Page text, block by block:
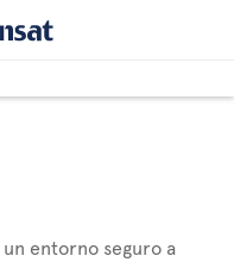
entorno seguro a